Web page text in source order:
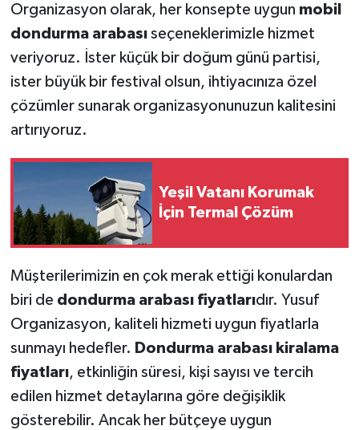
Organizasyon olarak, her konsepte uygun mobil
dondurma arabasıseçeneklerimizle hizmet
veriyoruz. İster küçük bir doğum günü partisi,
ister büyük bir festival olsun, ihtiyacınıza özel
çözümler sunarak organizasyonunuzun kalitesini
artırıyoruz.
Yeşil Vatanı Korumak
İçin Termal Çözüm
Müşterilerimizin en çok merak ettiği konulardan
biri de dondurma arabası fiyatlarıdır. Yusuf
Organizasyon, kaliteli hizmeti uygun fiyatlarla
sunmayı hedefler. Dondurma arabası kiralama
fiyatları, etkinliğin süresi, kişi sayısı ve tercih
edilen hizmet detaylarına göre değişiklik
gösterebilir. Ancak her bütçeye uygun